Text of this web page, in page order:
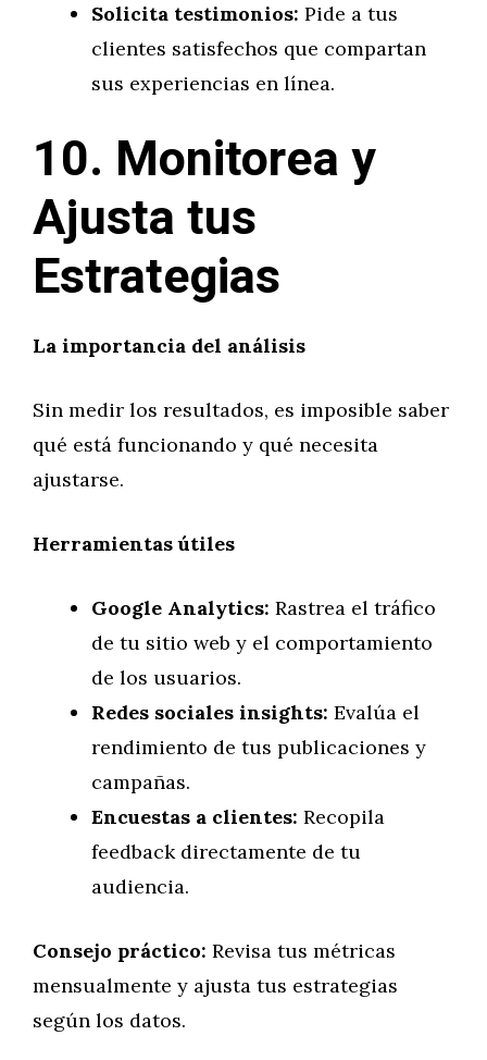
Solicita testimonios: Pide a tus
clientes satisfechos que compartan
sus experiencias en línea.
10. Monitorea y
Ajusta tus
Estrategias
La importancia del análisis
Sin medir los resultados, es imposible saber
qué está funcionando y qué necesita
ajustarse.
Herramientas útiles
Google Analytics: Rastrea el tráfico
de tu sitio web y el comportamiento
de los usuarios.
Redes sociales insights: Evalúa el
rendimiento de tus publicaciones y
campañas.
Encuestas a clientes: Recopila
feedback directamente de tu
audiencia.
Consejo práctico: Revisa tus métricas
mensualmente y ajusta tus estrategias
según los datos.